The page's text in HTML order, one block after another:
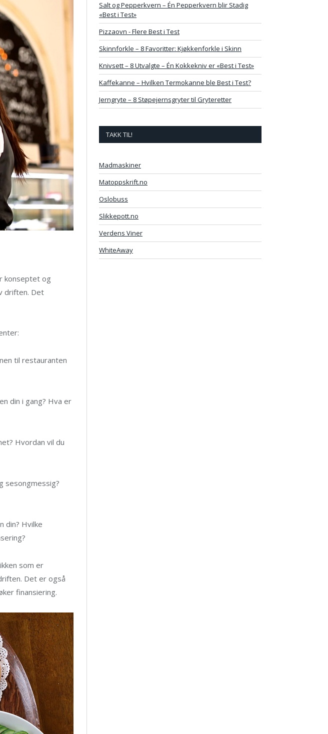
konseptet og
driften. Det
til restauranten
din i gang? Hva er
Hvordan vil du
sesongmessig?
din? Hvilke
som er
Det er også
finansiering.
Salt og Pepperkvern – Én Pepperkvern blir Stadig
«Best i Test»
Pizzaovn - Flere Best i Test
Skinnforkle – 8 Favoritter: Kjøkkenforkle i Skinn
Knivsett – 8 Utvalgte – Én Kokkekniv er «Best i Test»
Kaffekanne – Hvilken Termokanne ble Best i Test?
Jerngryte – 8 Støpejernsgryter til Gryteretter
TAKK TIL!
Madmaskiner
Matoppskrift.no
Oslobuss
Slikkepott.no
Verdens Viner
WhiteAway